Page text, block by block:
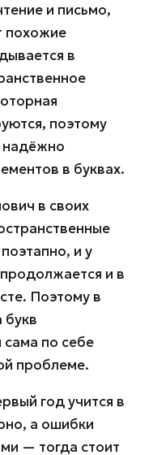
и письмо,
похожие
в
поэтому
надёжно
в буквах.
в своих
и у
и в
Поэтому в
букв
сама по себе
проблеме.
год учится в
а ошибки
— тогда стоит